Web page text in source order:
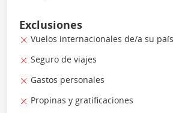
Exclusiones
Vuelos internacionales de/a su país
Seguro de viajes
Gastos personales
Propinas y gratificaciones